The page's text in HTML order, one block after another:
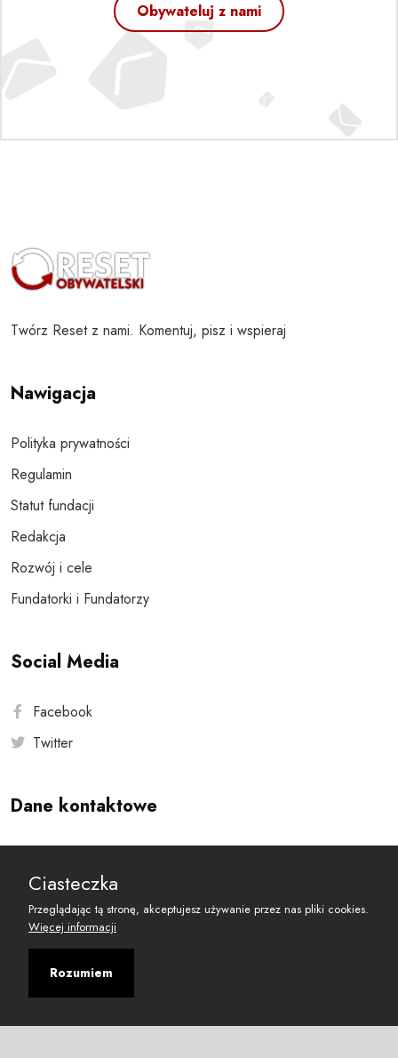
Obywateluj z nami
Twórz Reset z nami. Komentuj, pisz i wspieraj
Nawigacja
Polityka prywatności
Regulamin
Statut fundacji
Redakcja
Rozwój i cele
Fundatorki i Fundatorzy
Social Media
Facebook
Twitter
Dane kontaktowe
reset@resetobywatelski.pl
Ciasteczka
Przeglądając tą stronę, akceptujesz używanie przez nas pliki cookies.
Więcej informacji
Rozumiem